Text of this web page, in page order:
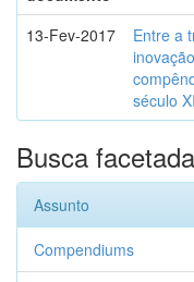
13-Fev-2017
Entre a
século
Busca facetada
Assunto
Compendiums